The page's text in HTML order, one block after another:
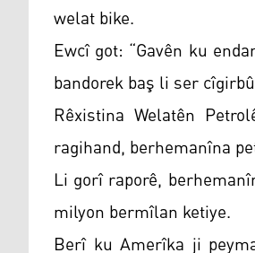
welat bike.
Ewcî got: “Gavên ku
bandorek baş li ser
Rêxistina Welatên
ragihand, berhemanîna
Li gorî raporê,
milyon bermîlan ketiye.
Berî ku Amerîka ji